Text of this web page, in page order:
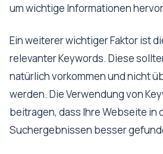
um wichtige Informationen
Ein weiterer wichtiger Faktor ist
relevanter Keywords. Diese
natürlich vorkommen und nicht
werden. Die Verwendung von
beitragen, dass Ihre Webseite in
Suchergebnissen besser